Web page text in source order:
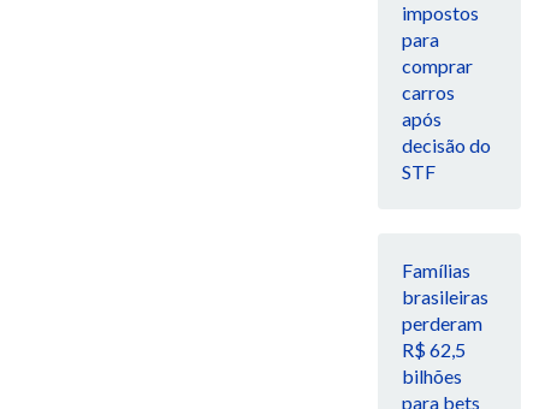
impostos
para
comprar
carros
após
decisão do
STF
Famílias
brasileiras
perderam
R$ 62,5
bilhões
para bets